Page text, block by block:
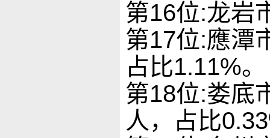
第16位:龙岩
第17位:應潭
占比1.11%。
第18位:娄底
人，占比